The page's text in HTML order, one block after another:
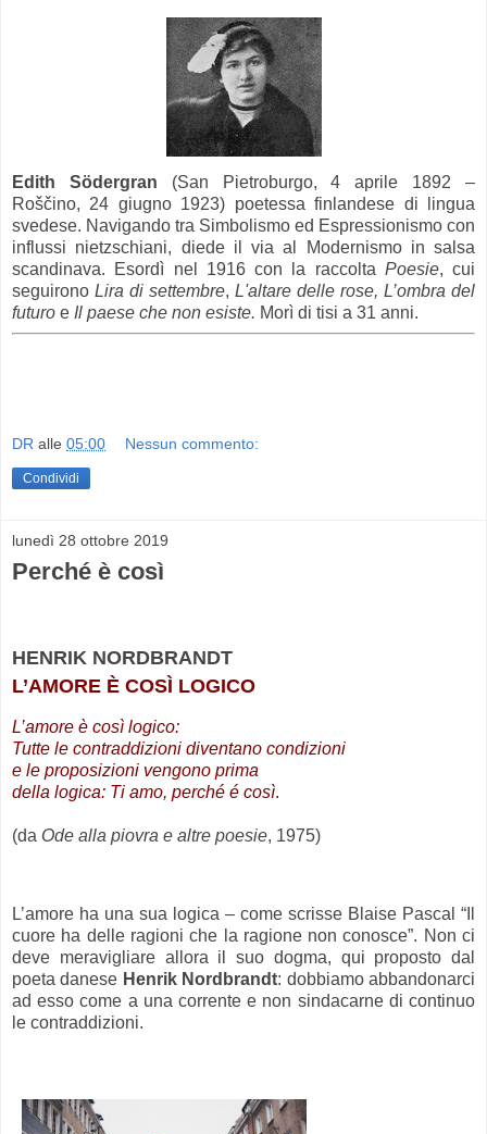
Edith Södergran (San Pietroburgo, 4 aprile 1892 –
Roščino, 24 giugno 1923) poetessa finlandese di lingua
svedese. Navigando tra Simbolismo ed Espressionismo con
influssi nietzschiani, diede il via al Modernismo in salsa
scandinava. Esordì nel 1916 con la raccolta Poesie, cui
seguirono Lira di settembre, L'altare delle rose, L’ombra del
futuro e Il paese che non esiste. Morì di tisi a 31 anni.
DR alle 05:00 Nessun commento:
Condividi
lunedì 28 ottobre 2019
Perché è così
HENRIK NORDBRANDT
L’AMORE È COSÌ LOGICO
L’amore è così logico:
Tutte le contraddizioni diventano condizioni
e le proposizioni vengono prima
della logica: Ti amo, perché é così.
(da Ode alla piovra e altre poesie, 1975)
L’amore ha una sua logica – come scrisse Blaise Pascal “Il
cuore ha delle ragioni che la ragione non conosce”. Non ci
deve meravigliare allora il suo dogma, qui proposto dal
poeta danese Henrik Nordbrandt: dobbiamo abbandonarci
ad esso come a una corrente e non sindacarne di continuo
le contraddizioni.